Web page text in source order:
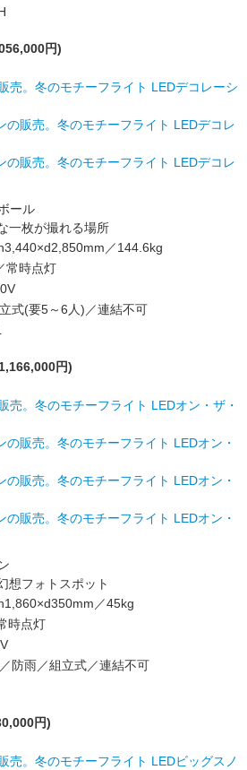
円)
ール
一枚が撮れる場所
／144.6kg
常時点灯
式(要5～6人)／連結不可
円)
想フォトスポット
／45kg
時点灯
防雨／組立式／連結不可
円)